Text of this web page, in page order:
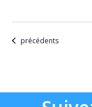
Évènements
précédents